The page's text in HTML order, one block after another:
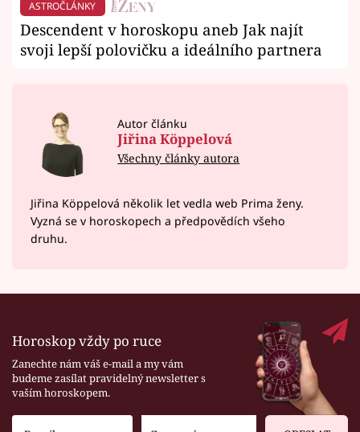
ASTROČLÁNKY
Descendent v horoskopu aneb Jak najít
svoji lepší polovičku a ideálního partnera
Autor článku
Jiřina Köppelová
Všechny články autora
Jiřina Köppelová několik let vedla web Prima ženy.
Vyzná se v horoskopech a předpovědích všeho
druhu.
Horoskop vždy po ruce
Zanechte nám váš e-mail a my vám
budeme zasílat pravidelný newsletter s
vaším horoskopem.